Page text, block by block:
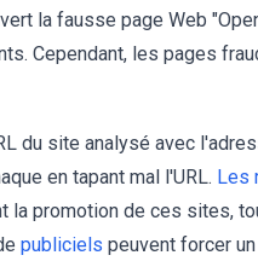
la fausse page Web
Cependant, les pages
du site analysé avec
en tapant mal l'URL. Les
la promotion de ces sites,
publiciels peuvent forcer